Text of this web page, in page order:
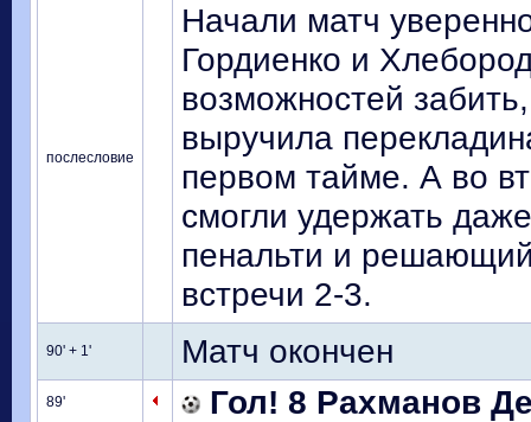
послесловие
Начали матч
Гордиенко и
возможностей
выручила
первом тайме. А во
смогли удержать
пенальти и
встречи 2-3.
90' + 1' Матч окончен
89' Гол! 8 Рахманов